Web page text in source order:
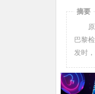
摘要
原标
巴黎
发时